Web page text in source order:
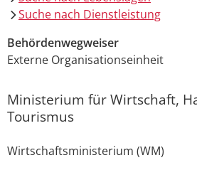
Suche nach Dienstleistung
Behördenwegweiser
Externe Organisationseinheit
Ministerium für Wirtschaft,
Tourismus
Wirtschaftsministerium (WM)